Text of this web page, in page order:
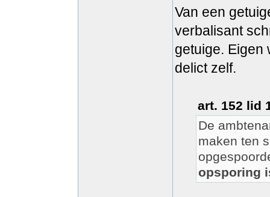
Van een
verbalisant
getuige. Eigen
delict zelf.
art. 152 lid
De
maken ten
opsporing